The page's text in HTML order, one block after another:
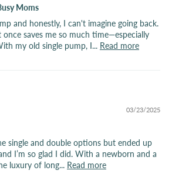
Moms
and honestly, I can't imagine going back.
once saves me so much time—especially
my old single pump, I... Read more
03/23/2025
single and double options but ended up
I’m so glad I did. With a newborn and a
luxury of long... Read more